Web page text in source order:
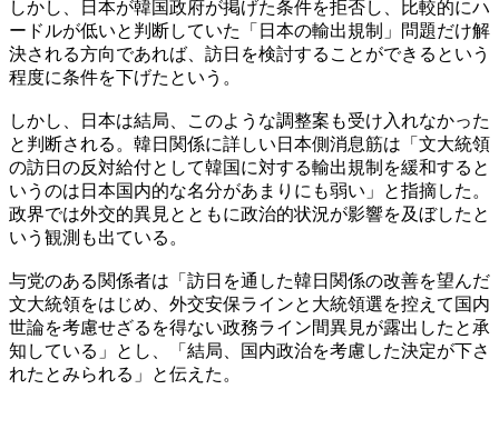
しかし、日本が韓国政府が掲げた条件を拒否し、比較的にハ
ードルが低いと判断していた「日本の輸出規制」問題だけ解
決される方向であれば、訪日を検討することができるという
程度に条件を下げたという。
しかし、日本は結局、このような調整案も受け入れなかった
と判断される。韓日関係に詳しい日本側消息筋は「文大統領
の訪日の反対給付として韓国に対する輸出規制を緩和すると
いうのは日本国内的な名分があまりにも弱い」と指摘した。
政界では外交的異見とともに政治的状況が影響を及ぼしたと
いう観測も出ている。
与党のある関係者は「訪日を通した韓日関係の改善を望んだ
文大統領をはじめ、外交安保ラインと大統領選を控えて国内
世論を考慮せざるを得ない政務ライン間異見が露出したと承
知している」とし、「結局、国内政治を考慮した決定が下さ
れたとみられる」と伝えた。